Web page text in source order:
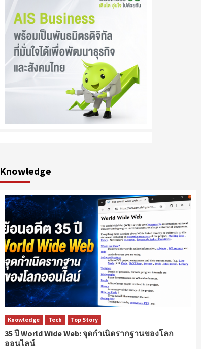
Knowledge
Knowledge Tech Top Story
35 ปี World Wide Web: จุดกำเนิดรากฐานของโลก
ออนไลน์